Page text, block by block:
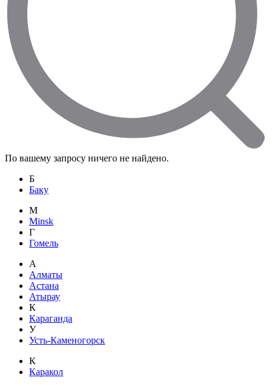
По вашему запросу ничего не найдено.
Б
Баку
M
Minsk
Г
Гомель
А
Алматы
Астана
Атырау
К
Караганда
У
Усть-Каменогорск
К
Каракол